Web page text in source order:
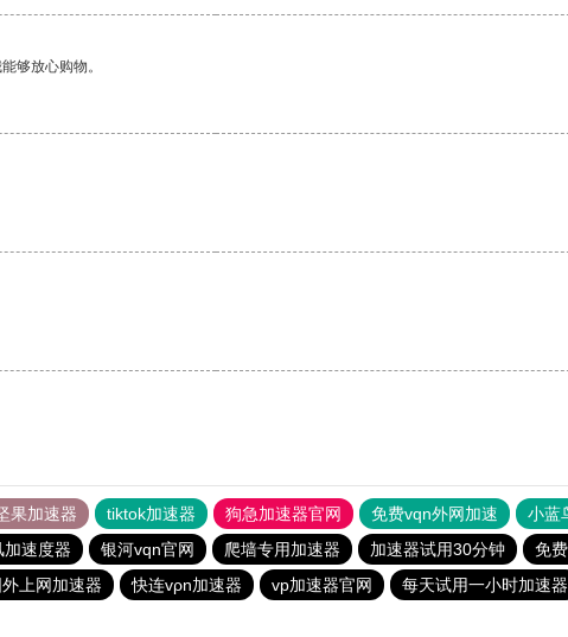
够放心购物。
果加速器 tiktok加速器 狗急加速器官网 免费vqn外网加速 小蓝
加速度器 银河vqn官网 爬墙专用加速器 加速器试用30分钟 免
外上网加速器 快连vρn加速器 vp加速器官网 每天试用一小时加速器